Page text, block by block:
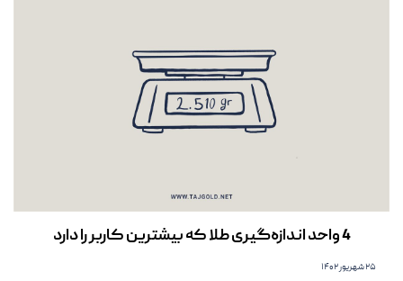
4 واحد اندازه‌گیری طلا که بیشترین کاربر را دارد
۲۵ شهریور ۱۴۰۲